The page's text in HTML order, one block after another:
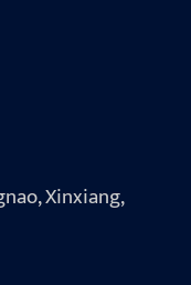
Xinxiang,